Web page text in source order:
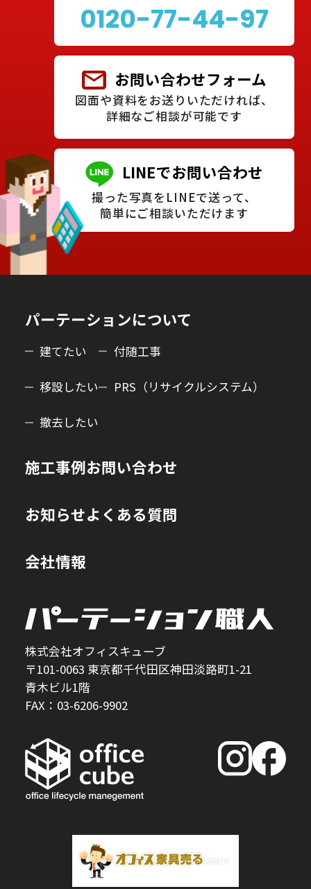
0120-77-44-97
お問い合わせフォーム
図面や資料をお送りいただければ、
詳細なご相談が可能です
LINEでお問い合わせ
撮った写真をLINEで送って、
簡単にご相談いただけます
パーテーションについて
建てたい
移設したい
撤去したい
付随工事
PRS（リサイクルシステム）
施工事例
お知らせ
会社情報
お問い合わせ
よくある質問
株式会社オフィスキューブ
〒101-0063 東京都千代田区神田淡路町1-21
青木ビル1階
FAX：03-6206-9902